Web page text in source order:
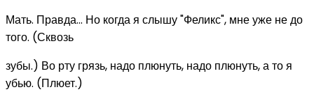
Мать. Правда... Но когда я слышу "Феликс", мне уже не до
того. (Сквозь
зубы.) Во рту грязь, надо плюнуть, надо плюнуть, а то я
убью. (Плюет.)